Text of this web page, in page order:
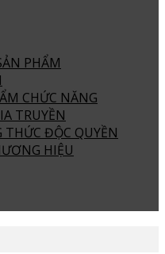
PHẨM
CHỨC NĂNG
TRUYỀN
THỨC ĐỘC QUYỀN
HIỆU